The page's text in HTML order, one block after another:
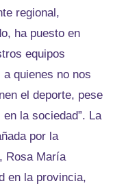
regional,
ha puesto en
equipos
quienes no nos
el deporte, pese
la sociedad”. La
por la
Rosa María
en la provincia,